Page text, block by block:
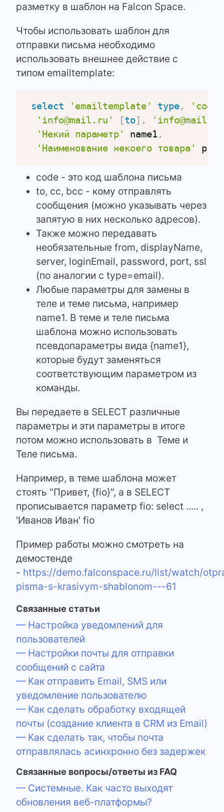
разметку в шаблон на Falcon Space.
Чтобы использовать шаблон для
отправки письма необходимо
использовать внешнее действие с
типом emailtemplate:
select 'emailtemplate' type,
'info@mail.ru'
[to] ,
'Некий параметр'
name1,
'Наименование некоего товара'
code - это код шаблона письма
to, cc, bcc - кому отправлять
сообщения (можно указывать через
запятую в них несколько адресов).
Также можно передавать
необязательные from, displayName,
server, loginEmail, password, port, ssl
(по аналогии с type=email).
Любые параметры для замены в
теле и теме письма, например
name1. В теме и теле письма
шаблона можно использовать
псевдопараметры вида {name1},
которые будут заменяться
соответствующим параметром из
команды.
Вы передаете в SELECT различные
параметры и эти параметры в итоге
потом можно использовать в Теме и
Теле письма.
Например, в теме шаблона может
стоять "Привет, {fio}", а в SELECT
прописывается параметр fio: select ..... ,
'Иванов Иван' fio
Пример работы можно смотреть на
демостенде
- https://demo.falconspace.ru/list/watch/
pisma-s-krasivym-shablonom---61
Связанные статьи
— Настройка уведомлений для
пользователей
— Настройки почты для отправки
сообщений с сайта
— Как отправить Email, SMS или
уведомление пользователю
— Как сделать обработку входящей
почты (создание клиента в CRM из Email)
— Как сделать так, чтобы почта
отправлялась асинхронно без задержек
Связанные вопросы/ответы из FAQ
— Системные. Как часто выходят
обновления веб-платформы?